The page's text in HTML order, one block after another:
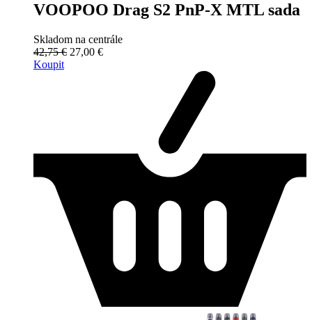
VOOPOO Drag S2 PnP-X MTL sada
Skladom na centrále
42,75 € 27,00 €
Koupit